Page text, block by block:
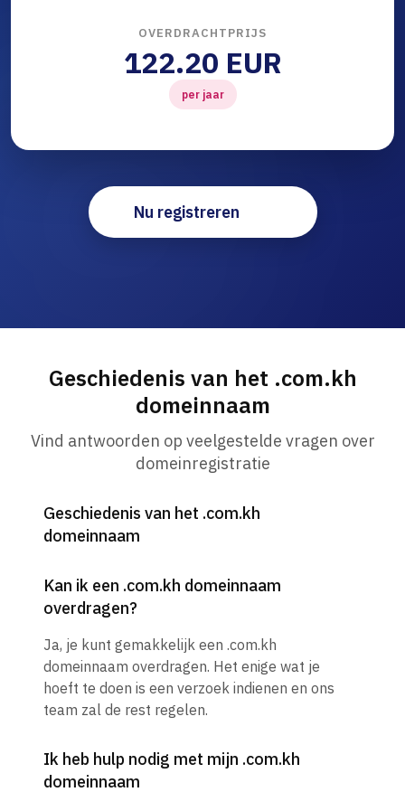
OVERDRACHTPRIJS
122.20 EUR
per jaar
Nu registreren
Geschiedenis van het .com.kh
domeinnaam
Vind antwoorden op veelgestelde vragen over
domeinregistratie
Geschiedenis van het .com.kh
domeinnaam
Kan ik een .com.kh domeinnaam
overdragen?
Ja, je kunt gemakkelijk een .com.kh
domeinnaam overdragen. Het enige wat je
hoeft te doen is een verzoek indienen en ons
team zal de rest regelen.
Ik heb hulp nodig met mijn .com.kh
domeinnaam